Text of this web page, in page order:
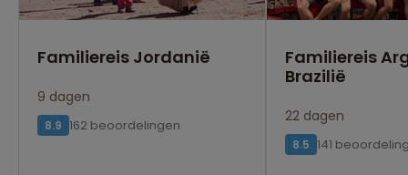
Familiereis Jordanië
9 dagen
8.9 162 beoordelingen
Familiereis
Brazilië
22 dagen
8.5 141